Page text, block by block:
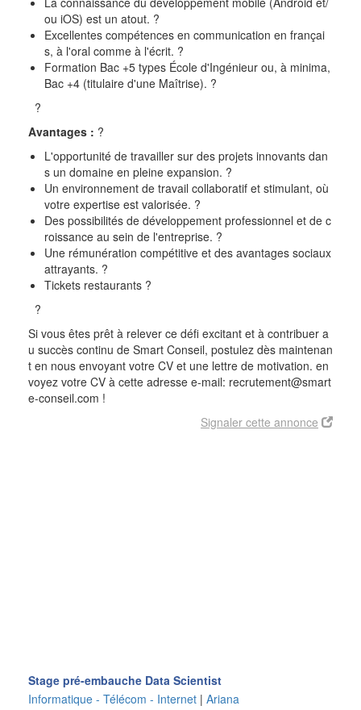
ou iOS) est un atout. ?
Excellentes compétences en communication en françai
s, à l'oral comme à l'écrit. ?
Formation Bac +5 types École d'Ingénieur ou, à minima,
Bac +4 (titulaire d'une Maîtrise). ?
?
Avantages : ?
L'opportunité de travailler sur des projets innovants dan
s un domaine en pleine expansion. ?
Un environnement de travail collaboratif et stimulant, où
votre expertise est valorisée. ?
Des possibilités de développement professionnel et de c
roissance au sein de l'entreprise. ?
Une rémunération compétitive et des avantages sociaux
attrayants. ?
Tickets restaurants ?
?
Si vous êtes prêt à relever ce défi excitant et à contribuer a
u succès continu de Smart Conseil, postulez dès maintenan
t en nous envoyant votre CV et une lettre de motivation. en
voyez votre CV à cette adresse e-mail: recrutement@smart
e-conseil.com !
Signaler cette annonce
Stage pré-embauche Data Scientist
Informatique - Télécom - Internet | Ariana